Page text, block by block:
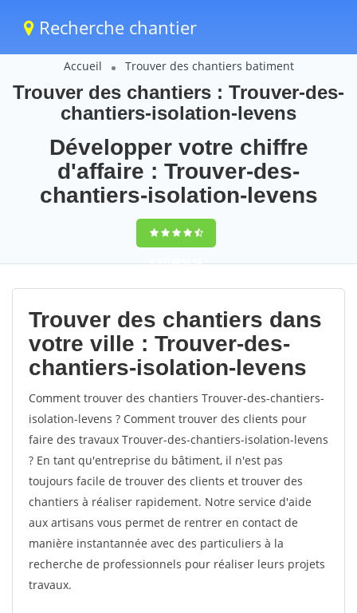
Recherche chantier
Accueil Trouver des chantiers batiment
Trouver des chantiers : Trouver-des-
chantiers-isolation-levens
Développer votre chiffre
d'affaire : Trouver-des-
chantiers-isolation-levens
9,5(100%)90
votes
Trouver des chantiers dans
votre ville : Trouver-des-
chantiers-isolation-levens
Comment trouver des chantiers Trouver-des-chantiers-
isolation-levens ? Comment trouver des clients pour
faire des travaux Trouver-des-chantiers-isolation-levens
? En tant qu'entreprise du bâtiment, il n'est pas
toujours facile de trouver des clients et trouver des
chantiers à réaliser rapidement. Notre service d'aide
aux artisans vous permet de rentrer en contact de
manière instantannée avec des particuliers à la
recherche de professionnels pour réaliser leurs projets
travaux.